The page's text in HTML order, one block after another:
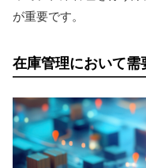
が重要です。
在庫管理において需